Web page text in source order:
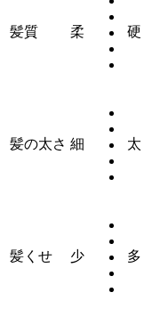
髪質 柔 硬
髪の太さ 細 太
髪くせ 少 多